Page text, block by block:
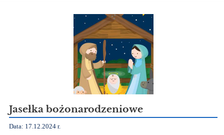
Jasełka bożonarodzeniowe
Data: 17.12.2024 r.